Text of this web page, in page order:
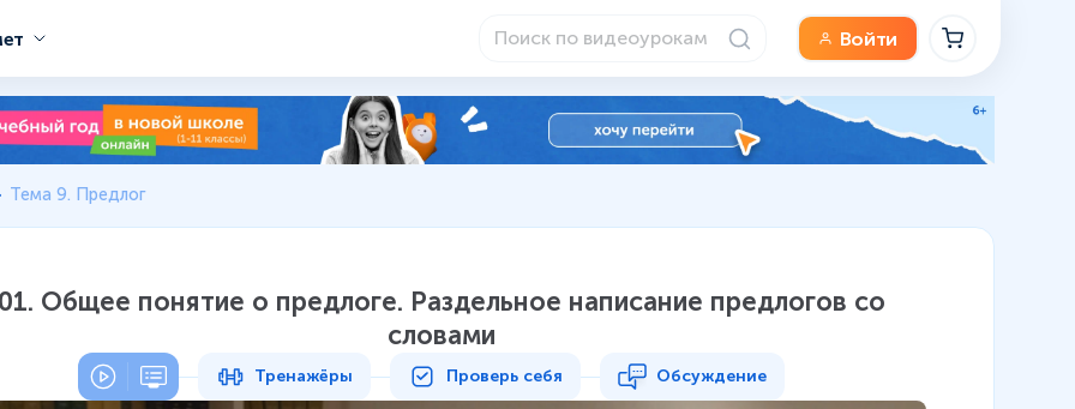
Войти
Тема 9. Предлог
Общее понятие о предлоге. Раздельное написание предлогов со
словами
Тренажёры Проверь себя Обсуждение